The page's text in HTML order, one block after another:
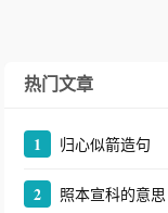
热门文章
1 归心似箭造句
2 照本宣科的意思